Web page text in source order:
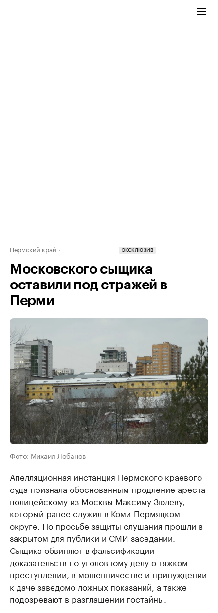
Пермский край ЭКСКЛЮЗИВ
Московского сыщика
оставили под стражей в
Перми
Фото: Михаил Лобанов
Апелляционная инстанция Пермского краевого
суда признала обоснованным продление ареста
полицейскому из Москвы Максиму Зюлеву,
который ранее служил в Коми-Пермяцком
округе. По просьбе защиты слушания прошли в
закрытом для публики и СМИ заседании.
Сыщика обвиняют в фальсификации
доказательств по уголовному делу о тяжком
преступлении, в мошенничестве и принуждении
к даче заведомо ложных показаний, а также
подозревают в разглашении гостайны.